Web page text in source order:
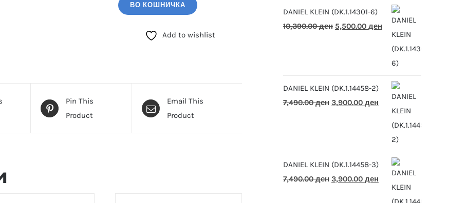
KLEIN
1)
ВО КОШНИЧКА
Add to wishlist
Pin This
Product
Email This
Product
DANIEL KLEIN (DK.1.14301-6)
10,390.00ден Original
5,500.00 денCurrent
price
5,500.00 ден.
DANIEL KLEIN (DK.1.14458-2)
7,490.00ден Original
3,900.00 денCurrent
price
3,900.00 ден.
DANIEL KLEIN (DK.1.14458-3)
7,490.00ден Original
3,900.00 денCurrent
price